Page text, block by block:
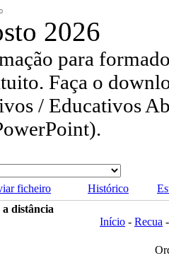
2026
para
Faça o
/ Educativos
ficheiro Histórico
distância
Início - Recua